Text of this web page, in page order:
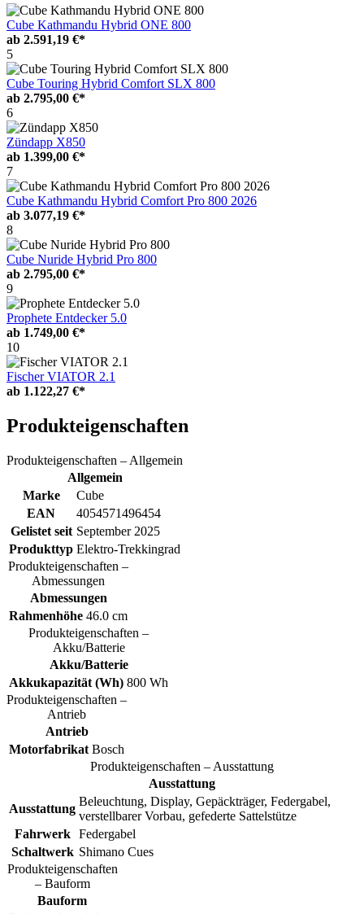
Cube Kathmandu Hybrid ONE 800
ab 2.591,19 €*
5
Cube Touring Hybrid Comfort SLX 800
ab 2.795,00 €*
6
Zündapp X850
ab 1.399,00 €*
7
Cube Kathmandu Hybrid Comfort Pro 800 2026
ab 3.077,19 €*
8
Cube Nuride Hybrid Pro 800
ab 2.795,00 €*
9
Prophete Entdecker 5.0
ab 1.749,00 €*
10
Fischer VIATOR 2.1
ab 1.122,27 €*
Produkteigenschaften
Produkteigenschaften – Allgemein
Allgemein
Marke
Cube
EAN
4054571496454
Gelistet seit September 2025
Produkttyp Elektro-Trekkingrad
Produkteigenschaften –
Abmessungen
Abmessungen
Rahmenhöhe 46.0 cm
Produkteigenschaften –
Akku/Batterie
Akku/Batterie
Akkukapazität (Wh) 800 Wh
Produkteigenschaften –
Antrieb
Antrieb
Motorfabrikat Bosch
Produkteigenschaften – Ausstattung
Ausstattung
Ausstattung
Beleuchtung, Display, Gepäckträger, Federgabel,
verstellbarer Vorbau, gefederte Sattelstütze
Fahrwerk
Federgabel
Schaltwerk Shimano Cues
Produkteigenschaften
– Bauform
Bauform